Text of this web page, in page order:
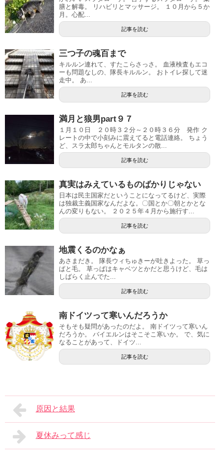
膳と解毒。 リハビリとマッサージ。 １０月から５か
月。心配...
記事を読む
三つ子の魂百まで
キルルン連れて、すたこらさっさ。 血液検査もエコ
ーも問題なしの、隊長キルルン。 おトイレ探して迷
走中。 あ...
記事を読む
満月と狼男part９７
１月１０日 ２０時３２分～２０時３６分 発作 ク
レートの中で小刻みに震えてると電話連絡。 ちょう
ど、スラ太郎ちゃんとモルタンの散...
記事を読む
真実はみえているものばかりじゃない
日本は民主国家だということになってるけど、実際
は独裁主義国家なんだよな。〇国とか〇朝とかとな
んの変りもない。 ２０２５年４月から施行す...
記事を読む
地震くるのかなぁ
あさまだき。 隊長ウィちゅきーが吐きよった。 草っ
ぱと毛。 草っぱはキャベツとかだと思うけど、毛は
しばらく止んでた...
記事を読む
南ドイツって寒いんだろうか
そもそも疑問があったのだよ。 南ドイツって寒いん
だろうか。 バイエルンはそこそこ寒いか。 で、気に
なることがあって、ドイツ...
記事を読む
原因と結果
夏休みって感じ